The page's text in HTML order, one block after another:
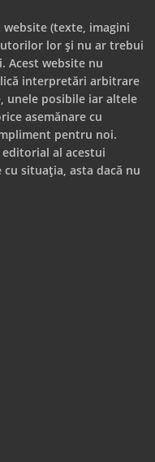
(texte, imagini
lor și nu ar trebui
Acest website nu
interpretări arbitrare
unele posibile iar altele
asemănare cu
pentru noi.
al acestui
situația, asta dacă nu